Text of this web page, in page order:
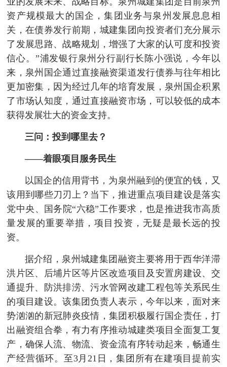
资产规模最大的国企，集团业务与泉州发展息息相
关，在债券发行前期，城建集团向投资者们充分展示
了发展思路、战略规划，增强了大家的认可度和投资
信心。”浦发银行泉州分行副行长陈小强说，今年以
来，泉州国企通过直接融资渠道发行债券与往年相比
更加密集，因为经过几年的培育发展，泉州国企积累
了市场认知度，通过直接融资市场，可以较低的成本
获得发展壮大的资金支持。
三问：投到哪里去？
——着眼项目服务民生
以国企的信用背书，为泉州融到的便宜的钱，又
该用到哪些刀刃上？当下，推进重点项目建设是落实
党中央、国务院“六稳”工作要求，也是推进我市高质
量发展的重要举措，项目投资，无疑是最长远的投
资。
据介绍，泉州城建集团融资主要将用于西华洋滞
洪片区、后埔片区等片区改造项目及安置房建设、交
通提升、防洪排涝、污水管网改建工程包等关系民生
的项目建设。该集团负责人表示，今年以来，面对来
势汹汹的新冠肺炎疫情，集团积极履行国企责任，打
出融资组合拳，有力有序推动城建类项目全面复工复
产，确保人流、物流、资金流有序转动起来，畅通生
产经营循环。至3月21日，集团所有在建项目提前实